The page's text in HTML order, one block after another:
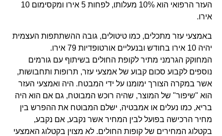
העזר הרפואי הוא 10% מעלותו, לפחות 5 אירו ומקסימום 10
אירו.
באמצעי עזר מתכלים, כמו טיטולים, גובה ההשתתפות העצמית
יהיה 10 אירו בחודש ובנעליים אורטופדיות 79 אירו.
המחוקק הגרמני מתיר לקופת החולים בשיתוף עם גורמים
נוספים לקבוע סכום קבוע של אמצעי עזר, תרופות ותחבושות,
אשר במקרה הצורך ימומנו על ידי המבטח. היה ואמצעי העזר
הוא "שיפור" של המוצר, שהיה רוכש המבוטח, גם אם הוא היה
בריא, כמו נעלים או אמבטיה, ישלם המבוטח את ההפרש בין
מחיר הרכישה בפועל לבין המחיר אשר נקבע, אם נקבע,
בקטלוג המחירים של קופות החולים. לא מצוין בקטלוג האמצעי